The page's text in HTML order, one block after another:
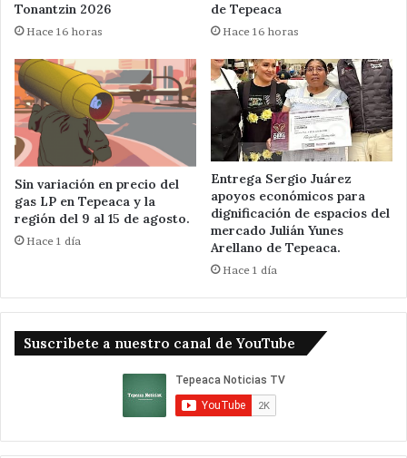
Tonantzin 2026
Hace 16 horas
de Tepeaca
Hace 16 horas
Sin variación en precio del
gas LP en Tepeaca y la
región del 9 al 15 de agosto.
Hace 1 día
Entrega Sergio Juárez
apoyos económicos para
dignificación de espacios del
mercado Julián Yunes
Arellano de Tepeaca.
Hace 1 día
Suscribete a nuestro canal de YouTube